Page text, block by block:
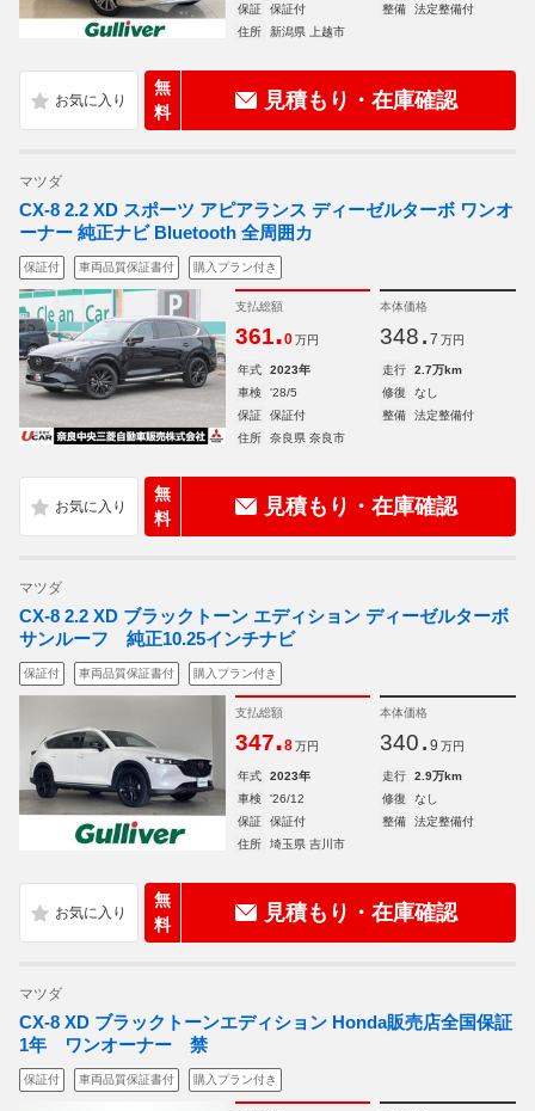
保証
保証付 整備
法定整備付
住所
新潟県 上越市
無
料
見積もり・在庫確認
マツダ
CX-8 2.2 XD スポーツ アピアランス ディーゼルターボ ワンオ
ーナー 純正ナビ Bluetooth 全周囲カ
保証付 車両品質保証書付 購入プラン付き
支払総額
361.0 万円
本体価格
348. 7 万円
年式 2023年 走行
2.7万km
車検
'28/5 修復
なし
保証
保証付 整備
法定整備付
住所
奈良県 奈良市
無
料
見積もり・在庫確認
マツダ
CX-8 2.2 XD ブラックトーン エディション ディーゼルターボ
サンルーフ 純正10.25インチナビ
保証付 車両品質保証書付 購入プラン付き
支払総額
347.8 万円
本体価格
340. 9 万円
年式 2023年 走行
2.9万km
車検
'26/12 修復
なし
保証
保証付 整備
法定整備付
住所
埼玉県 吉川市
無
料
見積もり・在庫確認
マツダ
CX-8 XD ブラックトーンエディション Honda販売店全国保証
1年 ワンオーナー 禁
保証付 車両品質保証書付 購入プラン付き